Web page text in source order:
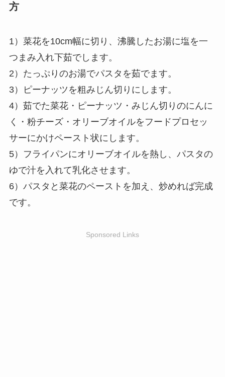
方
1）菜花を10cm幅に切り、沸騰したお湯に塩を一
つまみ入れ下茹でします。
2）たっぷりのお湯でパスタを茹でます。
3）ピーナッツを粗みじん切りにします。
4）茹でた菜花・ピーナッツ・みじん切りのにんに
く・粉チーズ・オリーブオイルをフードプロセッ
サーにかけペースト状にします。
5）フライパンにオリーブオイルを熱し、パスタの
ゆで汁を入れて乳化させます。
6）パスタと菜花のペーストを加え、炒めれば完成
です。
Sponsored Links